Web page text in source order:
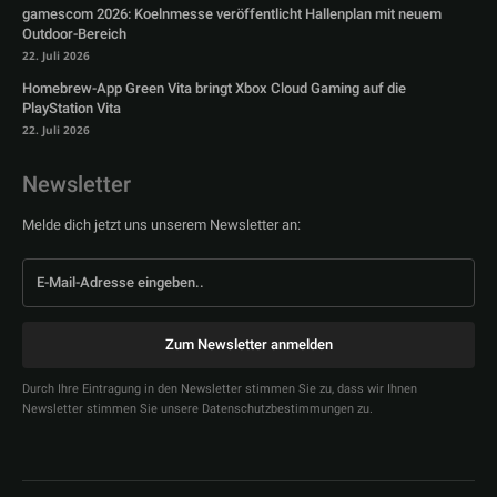
gamescom 2026: Koelnmesse veröffentlicht Hallenplan mit neuem
Outdoor-Bereich
22. Juli 2026
Homebrew-App Green Vita bringt Xbox Cloud Gaming auf die
PlayStation Vita
22. Juli 2026
Newsletter
Melde dich jetzt uns unserem Newsletter an:
Zum Newsletter anmelden
Durch Ihre Eintragung in den Newsletter stimmen Sie zu, dass wir Ihnen
Newsletter stimmen Sie unsere Datenschutzbestimmungen zu.